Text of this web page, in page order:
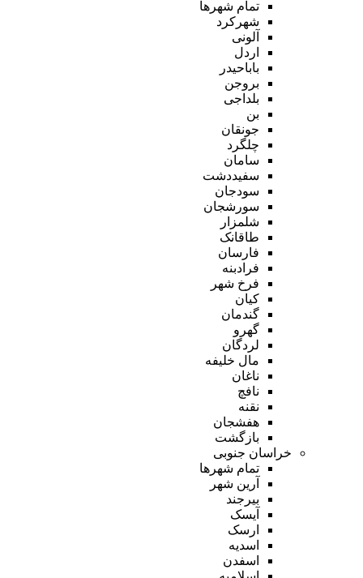
تمام شهر‌ها
شهرکرد
آلونی
اردل
باباحیدر
بروجن
بلداجی
بن
جونقان
چلگرد
سامان
سفیددشت
سودجان
سورشجان
شلمزار
طاقانک
فارسان
فرادبنه
فرخ شهر
کیان
گندمان
گهرو
لردگان
مال خلیفه
ناغان
نافچ
نقنه
هفشجان
بازگشت
خراسان جنوبی
تمام شهر‌ها
آرین شهر
بیرجند
آیسک
ارسک
اسدیه
اسفدن